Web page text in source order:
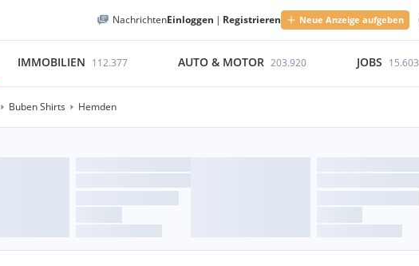
NachrichtenEinloggen | Registrieren Neue Anzeige aufgeben
IMMOBILIEN 112.377 AUTO & MOTOR 203.920 JOBS 15.603
Buben Shirts Hemden